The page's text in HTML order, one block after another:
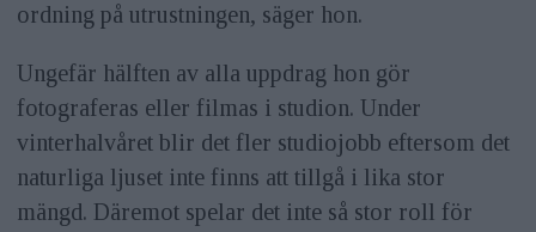
ordning på utrustningen, säger hon.
Ungefär hälften av alla uppdrag hon gör
fotograferas eller filmas i studion. Under
vinterhalvåret blir det fler studiojobb eftersom det
naturliga ljuset inte finns att tillgå i lika stor
mängd. Däremot spelar det inte så stor roll för